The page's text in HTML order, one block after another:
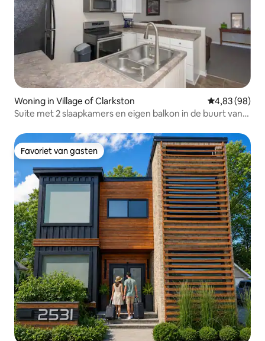
Woning in Village of Clarkston Gemiddelde
4,83 (98)
Suite met 2 slaapkamers en eigen balkon in de buurt van
Favoriet van gasten
Favoriet van gasten